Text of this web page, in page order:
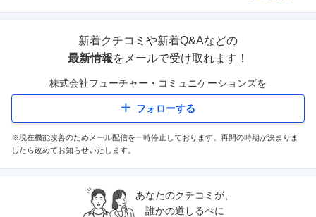
新着クチコミや新着Q&Aなどの
最新情報をメールで受け取れます！
株式会社フューチャー・コミュニケーションズを
フォローする
※現在機能改善のためメール配信を一時停止しております。再開の時期が決まりま
したら改めてお知らせいたします。
あなたのクチコミが、
誰かの道しるべに